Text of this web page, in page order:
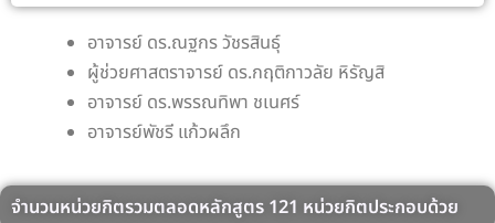
อาจารย์ ดร.ณฐกร วัชรสินธุ์
ผู้ช่วยศาสตราจารย์ ดร.กฤติกาวลัย หิรัญสิ
อาจารย์ ดร.พรรณทิพา ชเนศร์
อาจารย์พัชรี แก้วผลึก
จำนวนหน่วยกิตรวมตลอดหลักสูตร 121 หน่วยกิตประกอบด้วย